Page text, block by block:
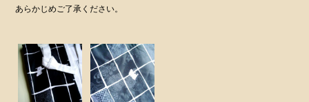
あらかじめご了承ください。